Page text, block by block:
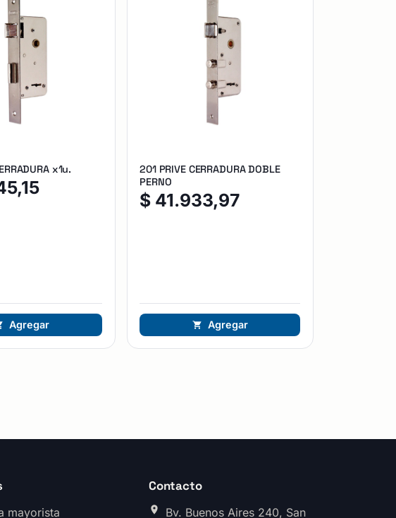
x1u.
Agregar
201 PRIVE CERRADURA DOBLE
PERNO
$ 41.933,97
Agregar
mayorista
Contacto
Bv. Buenos Aires 240, San